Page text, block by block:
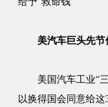
美汽车巨头先节
美国汽车工业“三
以换得国会同意给这